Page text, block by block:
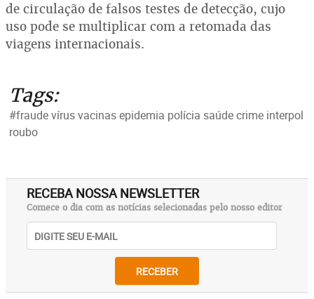
de circulação de falsos testes de detecção, cujo
uso pode se multiplicar com a retomada das
viagens internacionais.
Tags:
#fraude vírus vacinas epidemia polícia saúde crime interpol
roubo
RECEBA NOSSA NEWSLETTER
Comece o dia com as notícias selecionadas pelo nosso editor
RECEBER